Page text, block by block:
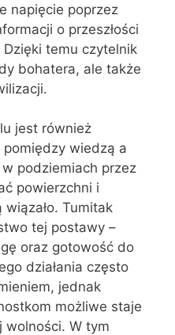
napięcie poprzez
o przeszłości
temu czytelnik
bohatera, ale także
jest również
wiedzą a
podziemiach przez
powierzchni i
Tumitak
tej postawy –
oraz gotowość do
działania często
jednak
możliwe staje
wolności. W tym